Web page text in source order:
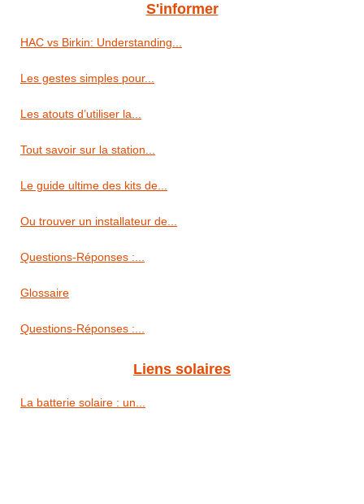
S'informer
HAC vs Birkin: Understanding...
Les gestes simples pour...
Les atouts d’utiliser la...
Tout savoir sur la station...
Le guide ultime des kits de...
Ou trouver un installateur de...
Questions-Réponses :...
Glossaire
Questions-Réponses :...
Liens solaires
La batterie solaire : un...